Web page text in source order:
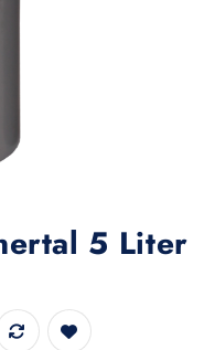
5 Liter